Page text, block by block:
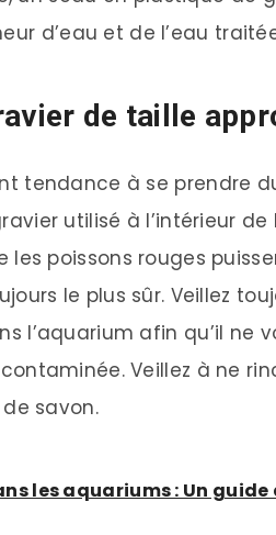
d’eau et de l’eau
de taille
tendance à se prendre
utilisé à l’intérieur
poissons rouges
le plus sûr. Veillez
l’aquarium afin qu’il ne
Veillez à ne
savon.
les aquariums : Un guide